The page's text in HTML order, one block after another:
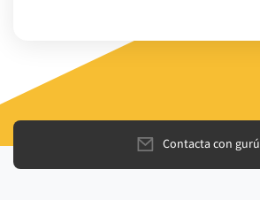
Contacta con gurú